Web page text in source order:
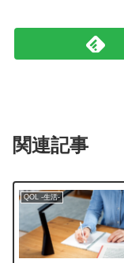
関連記事
QOL -生活-